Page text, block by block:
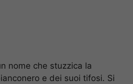
nome che stuzzica la
e dei suoi tifosi. Si